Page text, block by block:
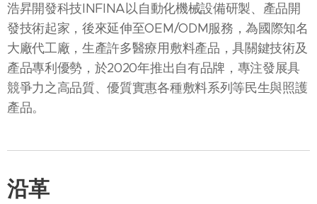
浩昇開發科技INFINA以⾃動化機械設備研製、產品開
發技術起家，後來延伸⾄OEM/ODM服務，為國際知名
⼤廠代⼯廠，⽣產許多醫療⽤敷料產品，具關鍵技術及
產品專利優勢，於2020年推出⾃有品牌，專注發展具
競爭⼒之⾼品質、優質實惠各種敷料系列等⺠⽣與照護
產品。
沿革